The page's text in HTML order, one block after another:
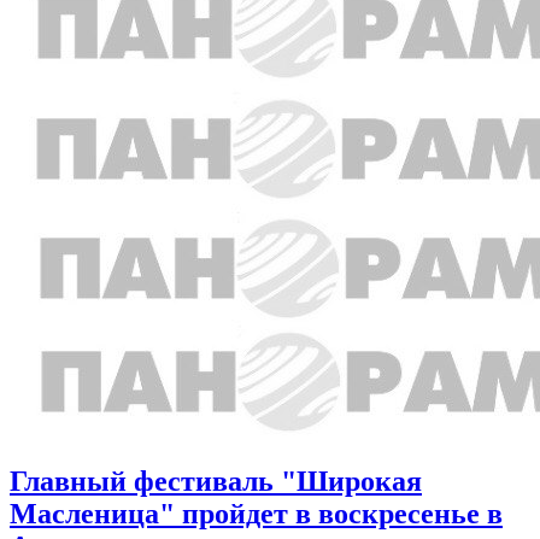
Главный фестиваль "Широкая
Масленица" пройдет в воскресенье в